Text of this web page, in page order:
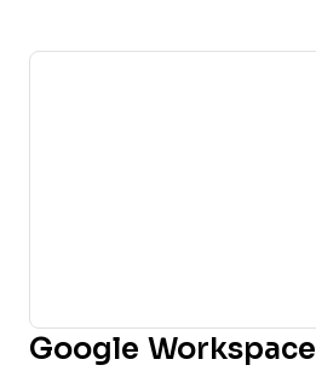
Google Workspace